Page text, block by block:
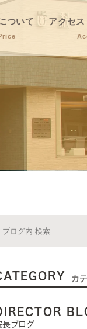
ついて アクセ
カ
長ブログ